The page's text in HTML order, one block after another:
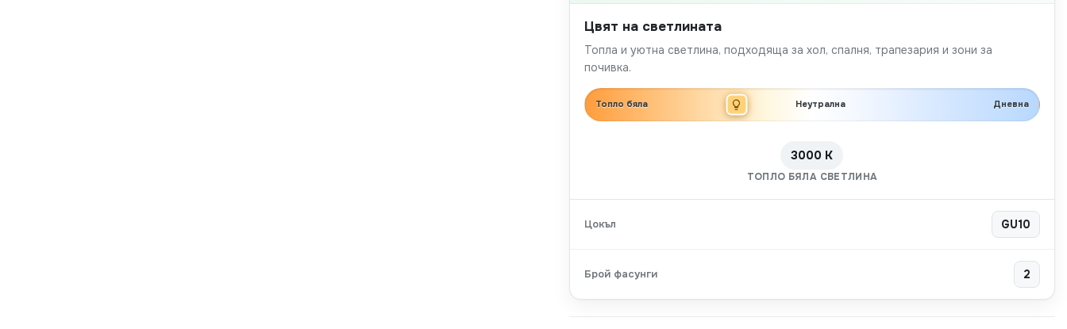
Цвят на светлината
Топла и уютна светлина, подходяща за хол, спалня, трапезария и зони за
почивка.
Топло бяла Неутрална Дневна
3000 K
ТОПЛО БЯЛА СВЕТЛИНА
Цокъл GU10
Брой фасунги 2